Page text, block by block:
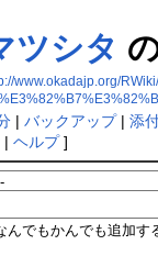
ツシタ
www.okadajp.org/
| バックアップ| 添
| ヘルプ]